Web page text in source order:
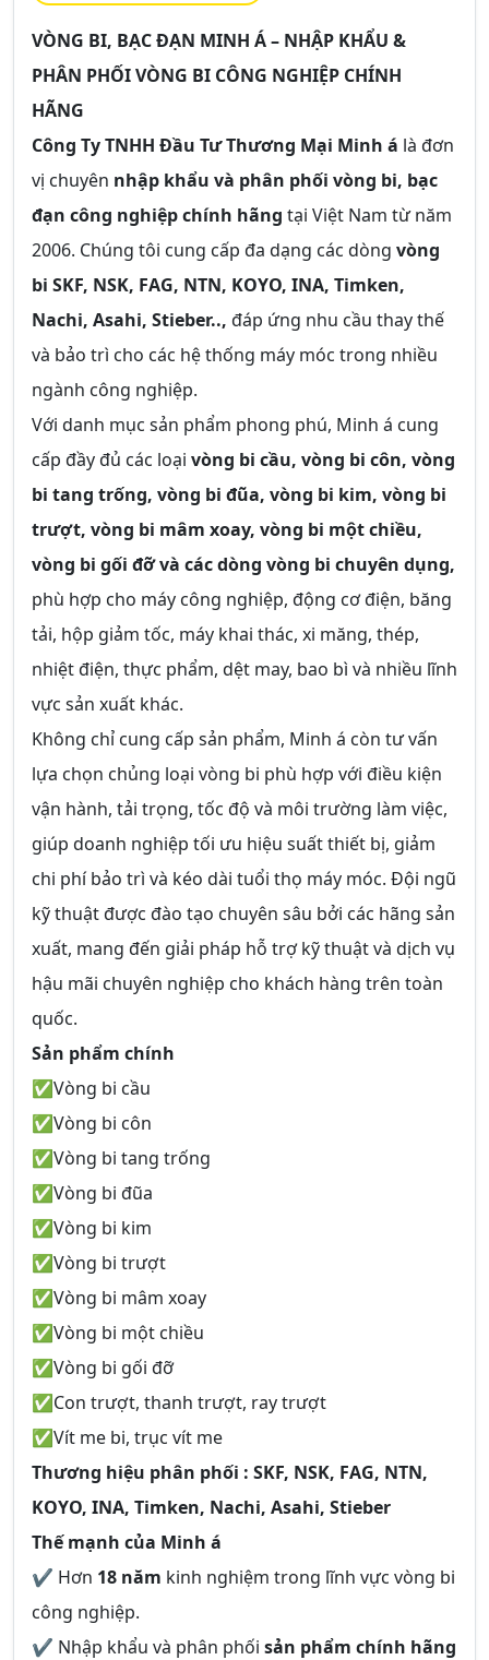
VÒNG BI, BẠC ĐẠN MINH Á – NHẬP KHẨU &
PHÂN PHỐI VÒNG BI CÔNG NGHIỆP CHÍNH
HÃNG
Công Ty TNHH Đầu Tư Thương Mại Minh á là đơn
vị chuyên nhập khẩu và phân phối vòng bi, bạc
đạn công nghiệp chính hãng tại Việt Nam từ năm
2006. Chúng tôi cung cấp đa dạng các dòng vòng
bi SKF, NSK, FAG, NTN, KOYO, INA, Timken,
Nachi, Asahi, Stieber.., đáp ứng nhu cầu thay thế
và bảo trì cho các hệ thống máy móc trong nhiều
ngành công nghiệp.
Với danh mục sản phẩm phong phú, Minh á cung
cấp đầy đủ các loại vòng bi cầu, vòng bi côn, vòng
bi tang trống, vòng bi đũa, vòng bi kim, vòng bi
trượt, vòng bi mâm xoay, vòng bi một chiều,
vòng bi gối đỡ và các dòng vòng bi chuyên dụng,
phù hợp cho máy công nghiệp, động cơ điện, băng
tải, hộp giảm tốc, máy khai thác, xi măng, thép,
nhiệt điện, thực phẩm, dệt may, bao bì và nhiều lĩnh
vực sản xuất khác.
Không chỉ cung cấp sản phẩm, Minh á còn tư vấn
lựa chọn chủng loại vòng bi phù hợp với điều kiện
vận hành, tải trọng, tốc độ và môi trường làm việc,
giúp doanh nghiệp tối ưu hiệu suất thiết bị, giảm
chi phí bảo trì và kéo dài tuổi thọ máy móc. Đội ngũ
kỹ thuật được đào tạo chuyên sâu bởi các hãng sản
xuất, mang đến giải pháp hỗ trợ kỹ thuật và dịch vụ
hậu mãi chuyên nghiệp cho khách hàng trên toàn
quốc.
Sản phẩm chính
✅Vòng bi cầu
✅Vòng bi côn
✅Vòng bi tang trống
✅Vòng bi đũa
✅Vòng bi kim
✅Vòng bi trượt
✅Vòng bi mâm xoay
✅Vòng bi một chiều
✅Vòng bi gối đỡ
✅Con trượt, thanh trượt, ray trượt
✅Vít me bi, trục vít me
Thương hiệu phân phối : SKF, NSK, FAG, NTN,
KOYO, INA, Timken, Nachi, Asahi, Stieber
Thế mạnh của Minh á
✔ Hơn 18 năm kinh nghiệm trong lĩnh vực vòng bi
công nghiệp.
✔ Nhập khẩu và phân phối sản phẩm chính hãng